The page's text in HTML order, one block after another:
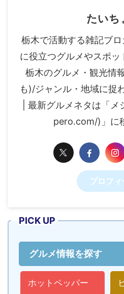
たいち
栃木で活動する雑記ブ
に役立つグルメやスポッ
栃木のグルメ・観光情
も)/ジャンル・地域に捉
| 最新グルメネタは「
pero.com/)」に
プロフ
PICK UP
グルメ情報を探す
ホットペッパー